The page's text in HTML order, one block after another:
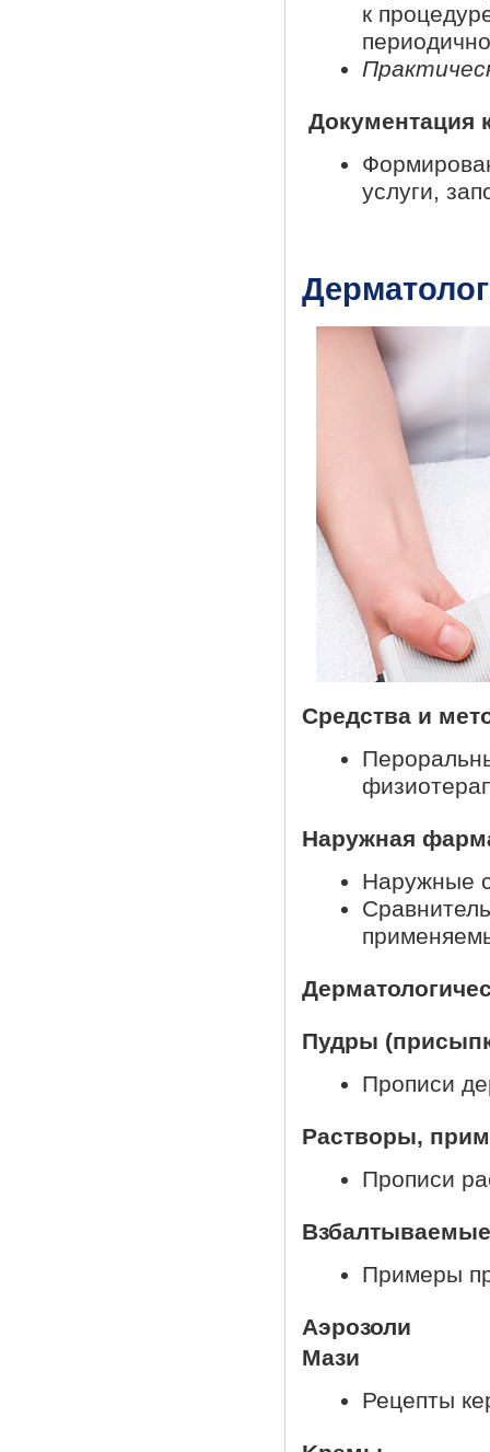
к
Документация
услуги,
Средства и
Наружная
Наружные
Пудры
Прописи
Растворы,
Прописи
Примеры
Аэрозоли
Мази
Рецепты